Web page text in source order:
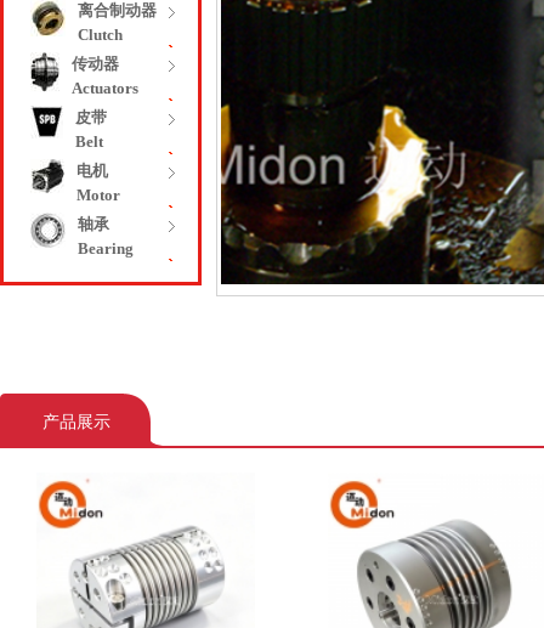
离合制动器
Clutch
传动器
Actuators
皮带
Belt
电机
Motor
轴承
Bearing
产品展示